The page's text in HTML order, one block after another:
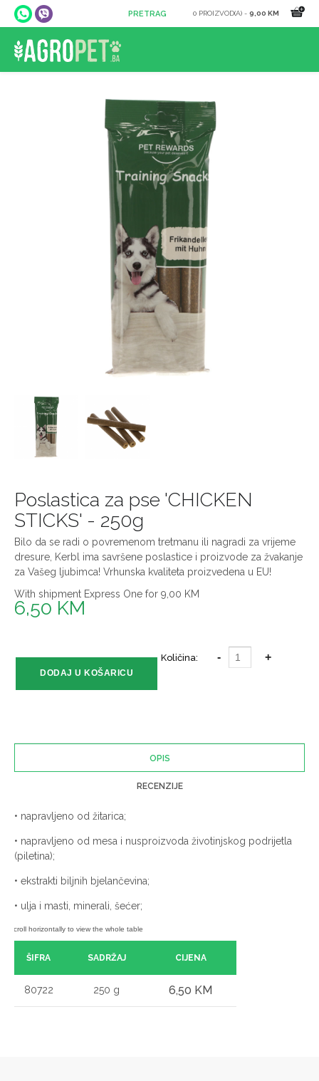
0 PROIZVOD(A) - 9,00 KM
Poslastica za pse 'CHICKEN
STICKS' - 250g
Bilo da se radi o povremenom tretmanu ili nagradi za vrijeme
dresure, Kerbl ima savršene poslastice i proizvode za žvakanje
za Vašeg ljubimca! Vrhunska kvaliteta proizvedena u EU!
With shipment Express One for 9,00 KM
6,50 KM
Količina:
OPIS
RECENZIJE
• napravljeno od žitarica;
• napravljeno od mesa i nusproizvoda životinjskog podrijetla
(piletina);
• ekstrakti biljnih bjelančevina;
• ulja i masti, minerali, šećer;
ŠIFRA SADRŽAJ CIJENA
80722 250 g 6,50 KM